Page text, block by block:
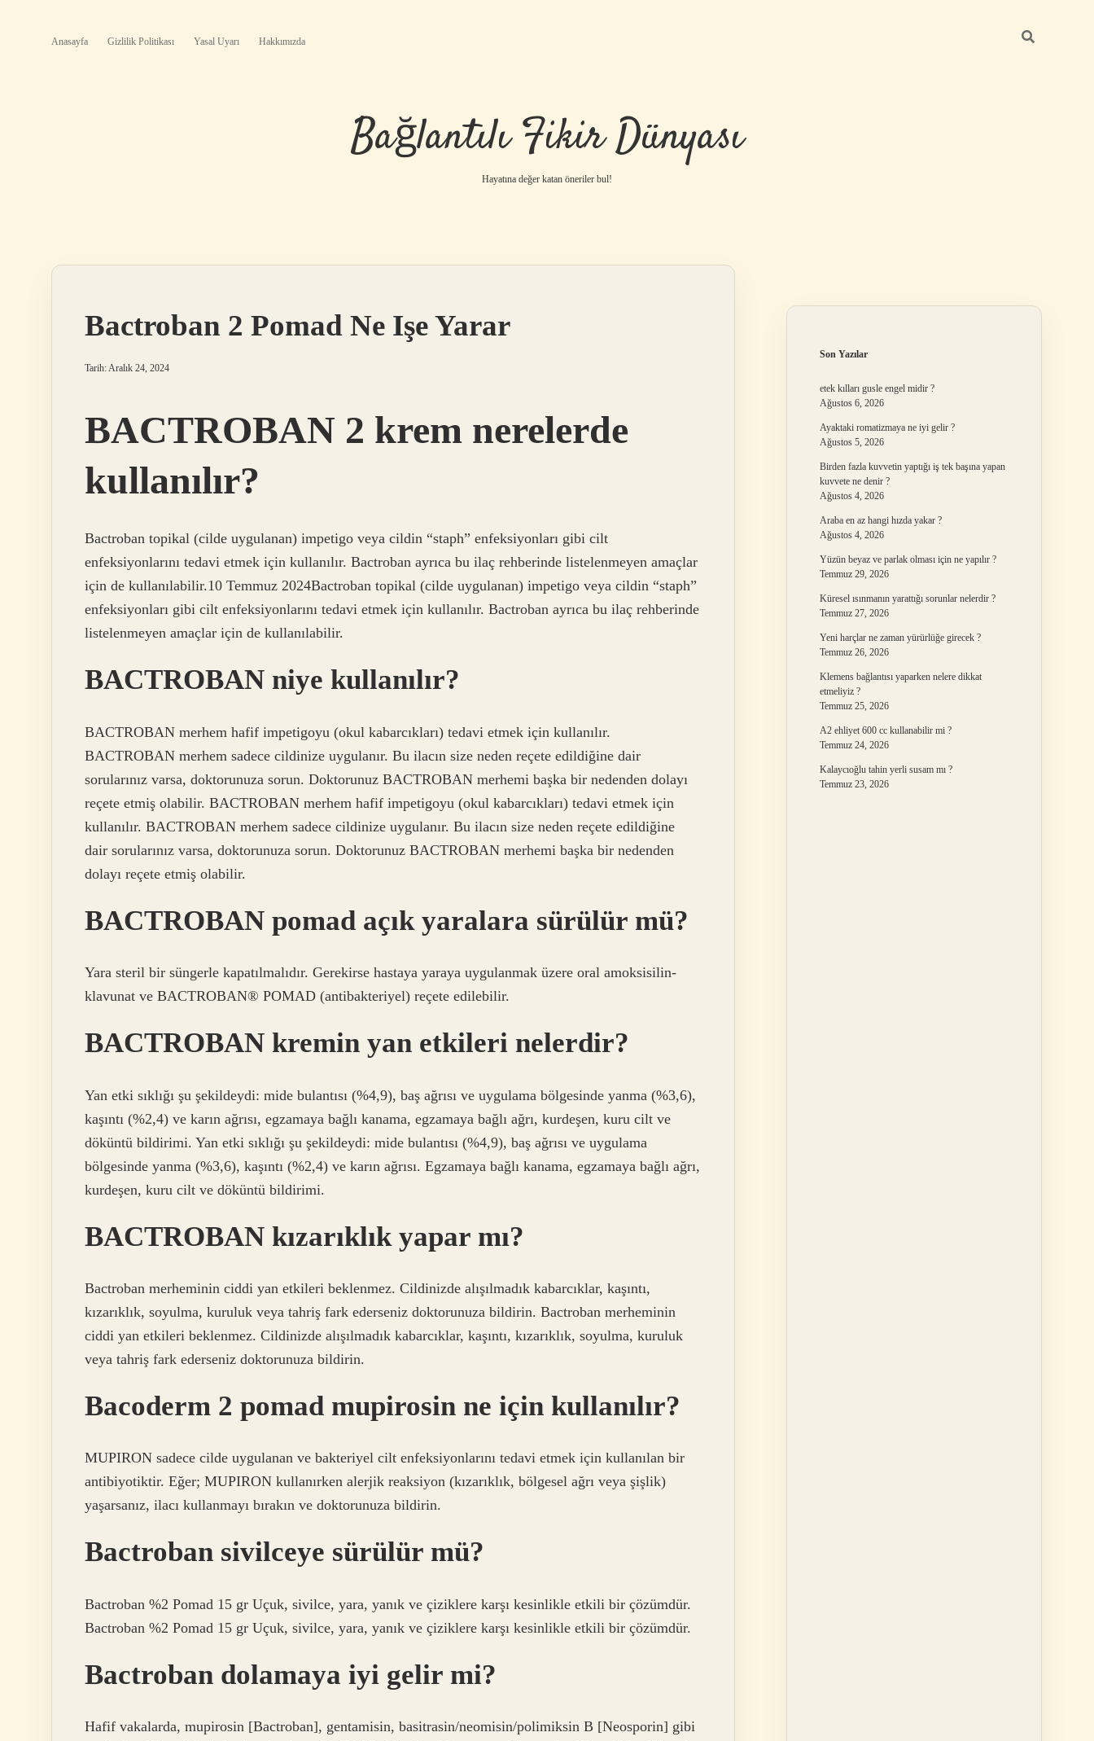
Anasayfa Gizlilik Politikası Yasal Uyarı Hakkımızda
Bağlantılı Fikir Dünyası
Hayatına değer katan öneriler bul!
Bactroban 2 Pomad Ne Işe Yarar
Tarih: Aralık 24, 2024
BACTROBAN 2 krem nerelerde
kullanılır?
Bactroban topikal (cilde uygulanan) impetigo veya cildin “staph” enfeksiyonları gibi cilt
enfeksiyonlarını tedavi etmek için kullanılır. Bactroban ayrıca bu ilaç rehberinde listelenmeyen amaçlar
için de kullanılabilir.10 Temmuz 2024Bactroban topikal (cilde uygulanan) impetigo veya cildin “staph”
enfeksiyonları gibi cilt enfeksiyonlarını tedavi etmek için kullanılır. Bactroban ayrıca bu ilaç rehberinde
listelenmeyen amaçlar için de kullanılabilir.
BACTROBAN niye kullanılır?
BACTROBAN merhem hafif impetigoyu (okul kabarcıkları) tedavi etmek için kullanılır.
BACTROBAN merhem sadece cildinize uygulanır. Bu ilacın size neden reçete edildiğine dair
sorularınız varsa, doktorunuza sorun. Doktorunuz BACTROBAN merhemi başka bir nedenden dolayı
reçete etmiş olabilir. BACTROBAN merhem hafif impetigoyu (okul kabarcıkları) tedavi etmek için
kullanılır. BACTROBAN merhem sadece cildinize uygulanır. Bu ilacın size neden reçete edildiğine
dair sorularınız varsa, doktorunuza sorun. Doktorunuz BACTROBAN merhemi başka bir nedenden
dolayı reçete etmiş olabilir.
BACTROBAN pomad açık yaralara sürülür mü?
Yara steril bir süngerle kapatılmalıdır. Gerekirse hastaya yaraya uygulanmak üzere oral amoksisilin-
klavunat ve BACTROBAN® POMAD (antibakteriyel) reçete edilebilir.
BACTROBAN kremin yan etkileri nelerdir?
Yan etki sıklığı şu şekildeydi: mide bulantısı (%4,9), baş ağrısı ve uygulama bölgesinde yanma (%3,6),
kaşıntı (%2,4) ve karın ağrısı, egzamaya bağlı kanama, egzamaya bağlı ağrı, kurdeşen, kuru cilt ve
döküntü bildirimi. Yan etki sıklığı şu şekildeydi: mide bulantısı (%4,9), baş ağrısı ve uygulama
bölgesinde yanma (%3,6), kaşıntı (%2,4) ve karın ağrısı. Egzamaya bağlı kanama, egzamaya bağlı ağrı,
kurdeşen, kuru cilt ve döküntü bildirimi.
BACTROBAN kızarıklık yapar mı?
Bactroban merheminin ciddi yan etkileri beklenmez. Cildinizde alışılmadık kabarcıklar, kaşıntı,
kızarıklık, soyulma, kuruluk veya tahriş fark ederseniz doktorunuza bildirin. Bactroban merheminin
ciddi yan etkileri beklenmez. Cildinizde alışılmadık kabarcıklar, kaşıntı, kızarıklık, soyulma, kuruluk
veya tahriş fark ederseniz doktorunuza bildirin.
Bacoderm 2 pomad mupirosin ne için kullanılır?
MUPIRON sadece cilde uygulanan ve bakteriyel cilt enfeksiyonlarını tedavi etmek için kullanılan bir
antibiyotiktir. Eğer; MUPIRON kullanırken alerjik reaksiyon (kızarıklık, bölgesel ağrı veya şişlik)
yaşarsanız, ilacı kullanmayı bırakın ve doktorunuza bildirin.
Bactroban sivilceye sürülür mü?
Bactroban %2 Pomad 15 gr Uçuk, sivilce, yara, yanık ve çiziklere karşı kesinlikle etkili bir çözümdür.
Bactroban %2 Pomad 15 gr Uçuk, sivilce, yara, yanık ve çiziklere karşı kesinlikle etkili bir çözümdür.
Bactroban dolamaya iyi gelir mi?
Hafif vakalarda, mupirosin [Bactroban], gentamisin, basitrasin/neomisin/polimiksin B [Neosporin] gibi
Son Yazılar
etek kılları gusle engel midir ?
Ağustos 6, 2026
Ayaktaki romatizmaya ne iyi gelir ?
Ağustos 5, 2026
Birden fazla kuvvetin yaptığı iş tek başına yapan
kuvvete ne denir ?
Ağustos 4, 2026
Araba en az hangi hızda yakar ?
Ağustos 4, 2026
Yüzün beyaz ve parlak olması için ne yapılır ?
Temmuz 29, 2026
Küresel ısınmanın yarattığı sorunlar nelerdir ?
Temmuz 27, 2026
Yeni harçlar ne zaman yürürlüğe girecek ?
Temmuz 26, 2026
Klemens bağlantısı yaparken nelere dikkat
etmeliyiz ?
Temmuz 25, 2026
A2 ehliyet 600 cc kullanabilir mi ?
Temmuz 24, 2026
Kalaycıoğlu tahin yerli susam mı ?
Temmuz 23, 2026